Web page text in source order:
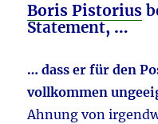
Boris Pistorius
Statement, …
… dass er für den
vollkommen
Ahnung von